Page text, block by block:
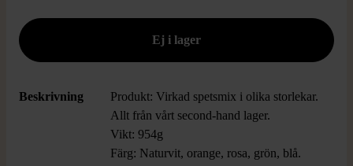
Beskrivning
Produkt: Virkad spetsmix i olika storlekar.
Allt från vårt second-hand lager.
Vikt: 954g
Färg: Naturvit, orange, rosa, grön, blå.